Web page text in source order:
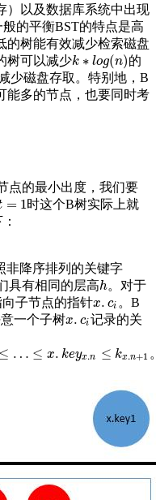
）以及数据库系统中出现
的平衡BST的特点是高
的树能有效减少检索磁盘
树可以减少k ∗ log(n)
k∗ og(n)
的
少磁盘存取。特别地，B
能多的节点，也要同时考
点的最小出度，我们要
= 1
=1
时这个B树实际上就
非降序排列的关键字
具有相同的层高h
h 。对于
子节点的指针x. ci
x.ci 。B
一个子树x. ci
x.ci 记录的关
≤ … ≤ x. keyx.n ≤ kx.n+1
yx .n ≤ kx n+ 1